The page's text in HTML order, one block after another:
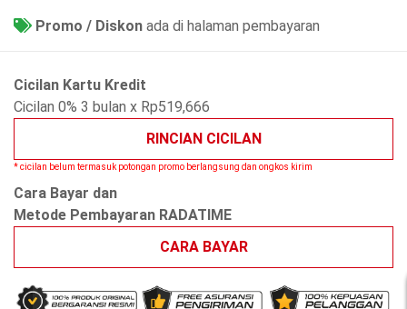
Promo / Diskon ada di halaman pembayaran
Cicilan Kartu Kredit
Cicilan 0% 3 bulan x Rp519,666
RINCIAN CICILAN
* cicilan belum termasuk potongan promo berlangsung dan ongkos kirim
Cara Bayar dan
Metode Pembayaran RADATIME
CARA BAYAR